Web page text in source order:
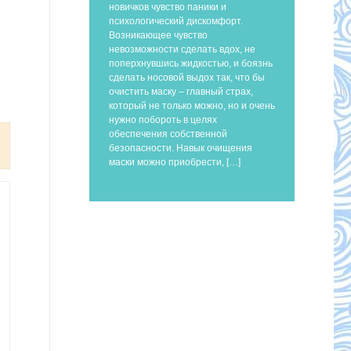
новичков чувство паники и
психологический дискомфорт.
Возникающее чувство
невозможности сделать вдох, не
поперхнувшись жидкостью, и боязнь
сделать носовой выдох так, что бы
очистить маску – главный страх,
который не только можно, но и очень
нужно побороть в целях
обеспечения собственной
безопасности. Навык очищения
маски можно приобрести, […]